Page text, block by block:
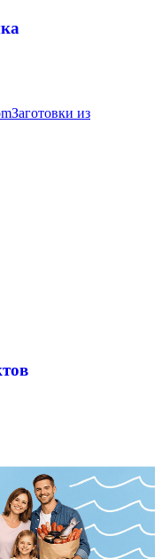
Заготовки из